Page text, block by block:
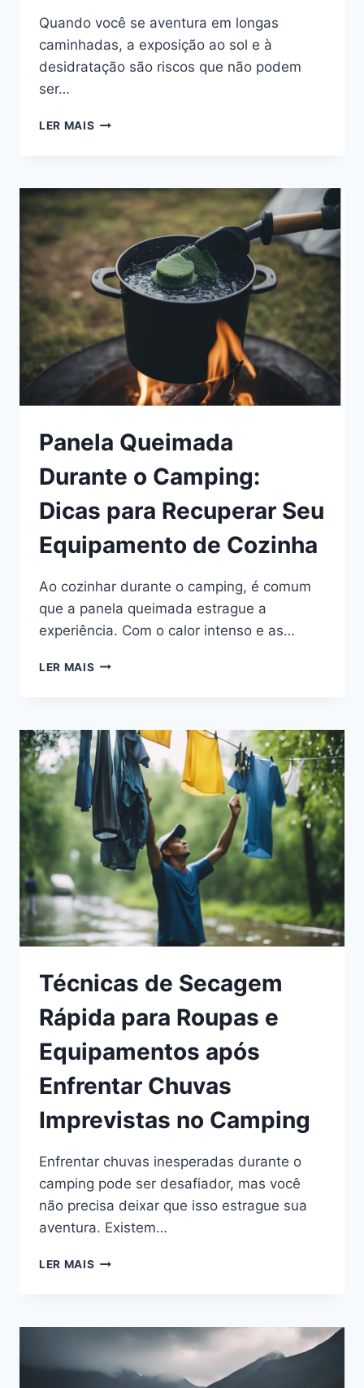
Quando você se aventura em longas
caminhadas, a exposição ao sol e à
desidratação são riscos que não podem
ser…
LER MAIS PREVINA
DURANTE
LONGAS
CAMINHADAS
E
DESLOCAMENTOS
EM
AVENTURAS
AO
AR
LIVRE
Panela Queimada
Durante o Camping:
Dicas para Recuperar Seu
Equipamento de Cozinha
Ao cozinhar durante o camping, é comum
que a panela queimada estrague a
experiência. Com o calor intenso e as…
LER MAIS PANELA
CAMPING:
DICAS
PARA
RECUPERAR
SEU
EQUIPAMENTO
DE
COZINHA
Técnicas de Secagem
Rápida para Roupas e
Equipamentos após
Enfrentar Chuvas
Imprevistas no Camping
Enfrentar chuvas inesperadas durante o
camping pode ser desafiador, mas você
não precisa deixar que isso estrague sua
aventura. Existem…
LER MAIS TÉCNICAS
PARA
EQUIPAMENTOS